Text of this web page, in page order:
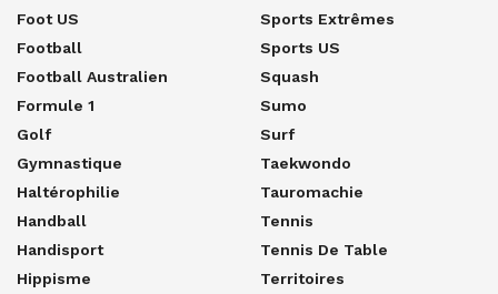
Foot US
Football
Football Australien
Formule 1
Golf
Gymnastique
Haltérophilie
Handball
Handisport
Hippisme
Sports Extrêmes
Sports US
Squash
Sumo
Surf
Taekwondo
Tauromachie
Tennis
Tennis De Table
Territoires